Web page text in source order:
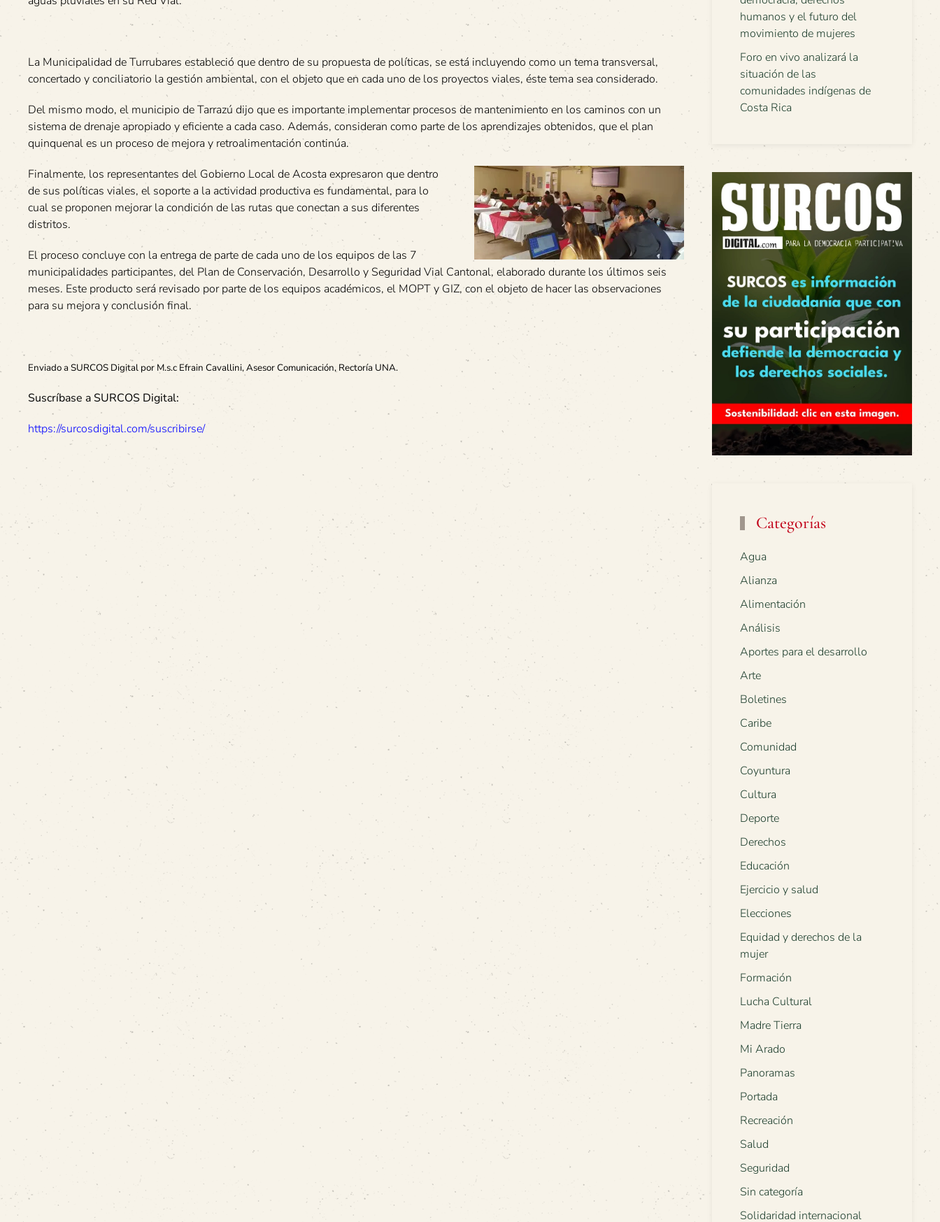
La Municipalidad de Turrubares estableció que dentro de su propuesta de políticas, se está incluyendo como un tema transversal,
concertado y conciliatorio la gestión ambiental, con el objeto que en cada uno de los proyectos viales, éste tema sea considerado.
Del mismo modo, el municipio de Tarrazú dijo que es importante implementar procesos de mantenimiento en los caminos con un
sistema de drenaje apropiado y eficiente a cada caso. Además, consideran como parte de los aprendizajes obtenidos, que el plan
quinquenal es un proceso de mejora y retroalimentación continúa.
Finalmente, los representantes del Gobierno Local de Acosta expresaron que dentro
de sus políticas viales, el soporte a la actividad productiva es fundamental, para lo
cual se proponen mejorar la condición de las rutas que conectan a sus diferentes
distritos.
El proceso concluye con la entrega de parte de cada uno de los equipos de las 7
municipalidades participantes, del Plan de Conservación, Desarrollo y Seguridad Vial Cantonal, elaborado durante los últimos seis
meses. Este producto será revisado por parte de los equipos académicos, el MOPT y GIZ, con el objeto de hacer las observaciones
para su mejora y conclusión final.
Enviado a SURCOS Digital por M.s.c Efrain Cavallini, Asesor Comunicación, Rectoría UNA.
Suscríbase a SURCOS Digital:
https://surcosdigital.com/suscribirse/
humanos y el futuro del
movimiento de mujeres
Foro en vivo analizará la
situación de las
comunidades indígenas de
Costa Rica
Categorías
Agua
Alianza
Alimentación
Análisis
Aportes para el desarrollo
Arte
Boletines
Caribe
Comunidad
Coyuntura
Cultura
Deporte
Derechos
Educación
Ejercicio y salud
Elecciones
Equidad y derechos de la
mujer
Formación
Lucha Cultural
Madre Tierra
Mi Arado
Panoramas
Portada
Recreación
Salud
Seguridad
Sin categoría
Solidaridad internacional